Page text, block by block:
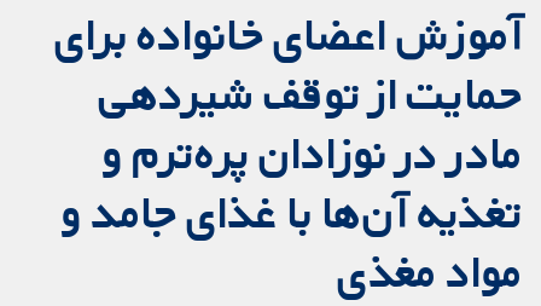
آموزش اعضای خانواده برای
حمایت از توقف شیردهی
مادر در نوزادان پره‌ترم و
تغذیه آن‌ها با غذای جامد و
مواد مغذی